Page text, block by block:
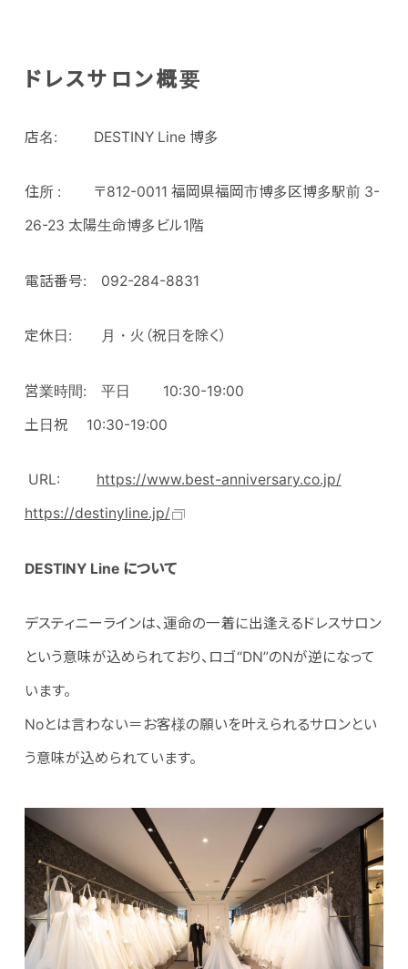
ドレスサロン概要
店名: DESTINY Line 博多
住所 : 〒812-0011 福岡県福岡市博多区博多駅前 3-
26-23 太陽生命博多ビル1階
電話番号: 092-284-8831
定休日: 月・火（祝日を除く）
営業時間: 平日 10:30-19:00
土日祝 10:30-19:00
URL: https://www.best-anniversary.co.jp/
https://destinyline.jp/
DESTINY Line について
デスティニーラインは、運命の一着に出逢えるドレスサロン
という意味が込められており、ロゴ“DN”のNが逆になって
います。
Noとは言わない＝お客様の願いを叶えられるサロンとい
う意味が込められています。